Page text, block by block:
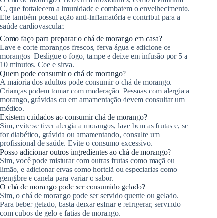
C, que fortalecem a imunidade e combatem o envelhecimento.
Ele também possui ação anti-inflamatória e contribui para a
saúde cardiovascular.
Como faço para preparar o chá de morango em casa?
Lave e corte morangos frescos, ferva água e adicione os
morangos. Desligue o fogo, tampe e deixe em infusão por 5 a
10 minutos. Coe e sirva.
Quem pode consumir o chá de morango?
A maioria dos adultos pode consumir o chá de morango.
Crianças podem tomar com moderação. Pessoas com alergia a
morango, grávidas ou em amamentação devem consultar um
médico.
Existem cuidados ao consumir chá de morango?
Sim, evite se tiver alergia a morangos, lave bem as frutas e, se
for diabético, grávida ou amamentando, consulte um
profissional de saúde. Evite o consumo excessivo.
Posso adicionar outros ingredientes ao chá de morango?
Sim, você pode misturar com outras frutas como maçã ou
limão, e adicionar ervas como hortelã ou especiarias como
gengibre e canela para variar o sabor.
O chá de morango pode ser consumido gelado?
Sim, o chá de morango pode ser servido quente ou gelado.
Para beber gelado, basta deixar esfriar e refrigerar, servindo
com cubos de gelo e fatias de morango.